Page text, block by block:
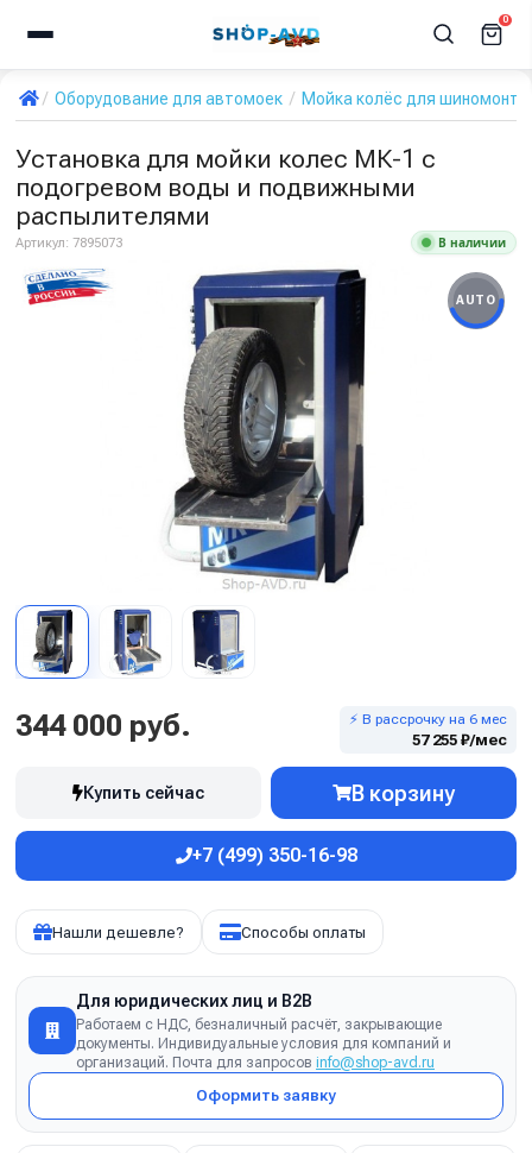
0
Оборудование для автомоек Мойка колёс для
Установка для мойки колес МК-1 с
подогревом воды и подвижными
распылителями
Артикул: 7895073 В наличии
AUTO
344 000 руб. ⚡ В рассрочку на 6 мес
57 255 ₽/мес
Купить сейчас В корзину
+7 (499) 350-16-98
Нашли дешевле? Способы оплаты
Для юридических лиц и B2B
Работаем с НДС, безналичный расчёт, закрывающие
документы. Индивидуальные условия для компаний и
организаций. Почта для запросов info@shop-avd.ru
Оформить заявку